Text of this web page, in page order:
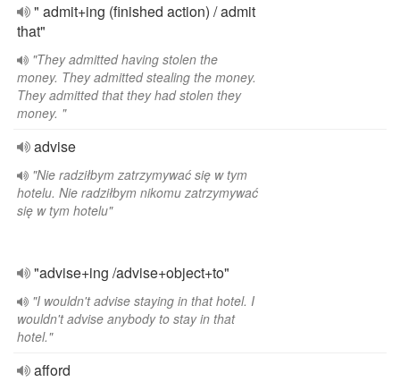
" admit+ing (finished action) / admit
that"
"They admitted having stolen the
money. They admitted stealing the money.
They admitted that they had stolen they
money. "
advise
"Nie radziłbym zatrzymywać się w tym
hotelu. Nie radziłbym nikomu zatrzymywać
się w tym hotelu"
"advise+ing /advise+object+to"
"I wouldn't advise staying in that hotel. I
wouldn't advise anybody to stay in that
hotel."
afford